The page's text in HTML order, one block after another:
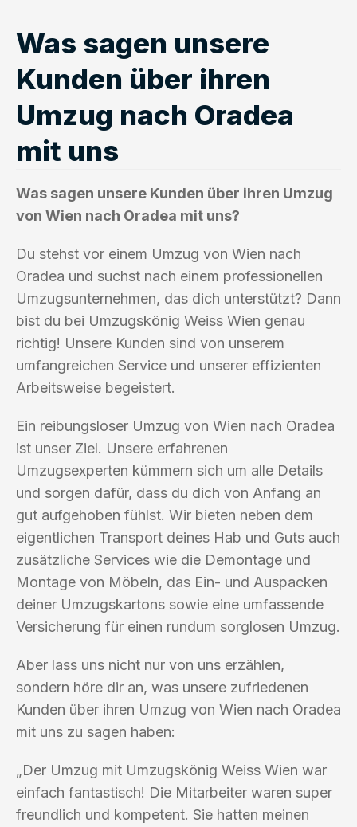
Was sagen unsere
Kunden über ihren
Umzug nach Oradea
mit uns
Was sagen unsere Kunden über ihren Umzug
von Wien nach Oradea mit uns?
Du stehst vor einem Umzug von Wien nach
Oradea und suchst nach einem professionellen
Umzugsunternehmen, das dich unterstützt? Dann
bist du bei Umzugskönig Weiss Wien genau
richtig! Unsere Kunden sind von unserem
umfangreichen Service und unserer effizienten
Arbeitsweise begeistert.
Ein reibungsloser Umzug von Wien nach Oradea
ist unser Ziel. Unsere erfahrenen
Umzugsexperten kümmern sich um alle Details
und sorgen dafür, dass du dich von Anfang an
gut aufgehoben fühlst. Wir bieten neben dem
eigentlichen Transport deines Hab und Guts auch
zusätzliche Services wie die Demontage und
Montage von Möbeln, das Ein- und Auspacken
deiner Umzugskartons sowie eine umfassende
Versicherung für einen rundum sorglosen Umzug.
Aber lass uns nicht nur von uns erzählen,
sondern höre dir an, was unsere zufriedenen
Kunden über ihren Umzug von Wien nach Oradea
mit uns zu sagen haben:
„Der Umzug mit Umzugskönig Weiss Wien war
einfach fantastisch! Die Mitarbeiter waren super
freundlich und kompetent. Sie hatten meinen